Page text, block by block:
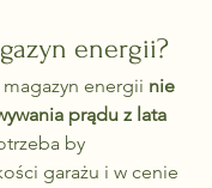
energii?
energii nie
prądu z lata
by
garażu i w cenie